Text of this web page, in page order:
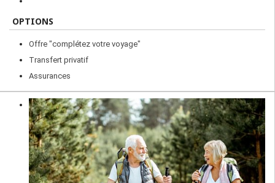
OPTIONS
Offre "complétez votre voyage"
Transfert privatif
Assurances